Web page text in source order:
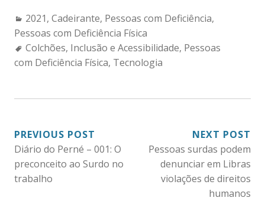
Categories:
2021, Cadeirante, Pessoas com Deficiência,
Pessoas com Deficiência Física
Tags:
Colchões, Inclusão e Acessibilidade, Pessoas
com Deficiência Física, Tecnologia
NAVEGAÇÃO
DE
POST
PREVIOUS POST
Diário do Perné – 001: O
preconceito ao Surdo no
trabalho
NEXT POST
Pessoas surdas podem
denunciar em Libras
violações de direitos
humanos